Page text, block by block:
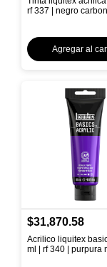
rf 337 | negro carbon
Agregar al
$31,870.58
Acrilico liquitex
ml | rf 340 | purpura